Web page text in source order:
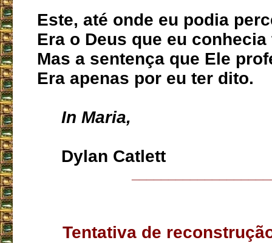
Este, até onde eu podia
Era o Deus que eu
Mas a sentença que Ele
Era apenas por eu ter dito.
In Maria,
Dylan Catlett
Tentativa de